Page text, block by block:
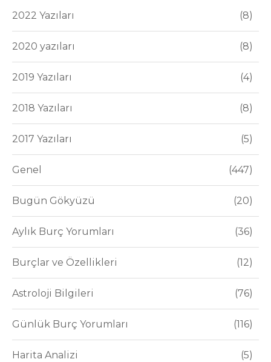
2022 Yazıları 8
2020 yazıları 8
2019 Yazıları 4
2018 Yazıları 8
2017 Yazıları 5
Genel 447
Bugün Gökyüzü 20
Aylık Burç Yorumları 36
Burçlar ve Özellikleri 12
Astroloji Bilgileri 76
Günlük Burç Yorumları 116
Harita Analizi 5